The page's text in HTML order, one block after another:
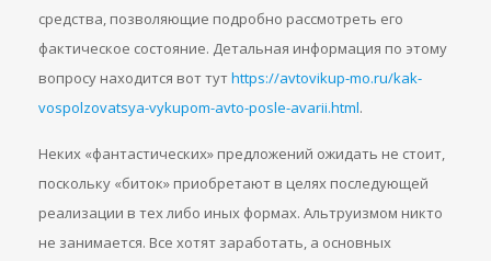
средства, позволяющие подробно рассмотреть его
фактическое состояние. Детальная информация по этому
вопросу находится вот тутhttps://avtovikup-mo.ru/kak-
vospolzovatsya-vykupom-avto-posle-avarii.html.
Неких «фантастических» предложений ожидать не стоит,
поскольку «биток» приобретают в целях последующей
реализации в тех либо иных формах. Альтруизмом никто
не занимается. Все хотят заработать, а основных